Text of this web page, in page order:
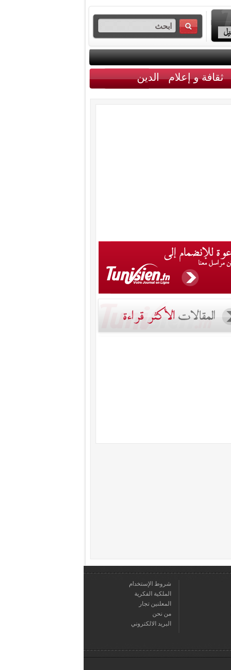
ثقافة و إعلام الدين
شروط الإستخدام
الملكية الفكرية
المعلنين تجار
من نحن
البريد الالكتروني